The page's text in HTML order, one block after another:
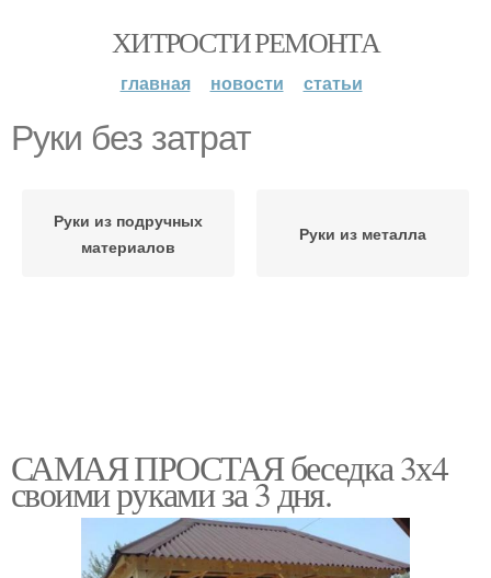
ХИТРОСТИ РЕМОНТА
главная новости статьи
Руки без затрат
Руки из подручных
материалов
Руки из металла
САМАЯ ПРОСТАЯ беседка 3х4
своими руками за 3 дня.